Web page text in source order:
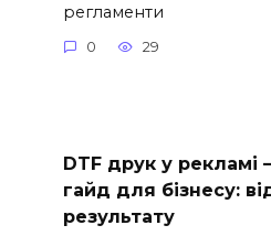
регламенти
0 29
DTF друк у рекламі
гайд для бізнесу:
результату